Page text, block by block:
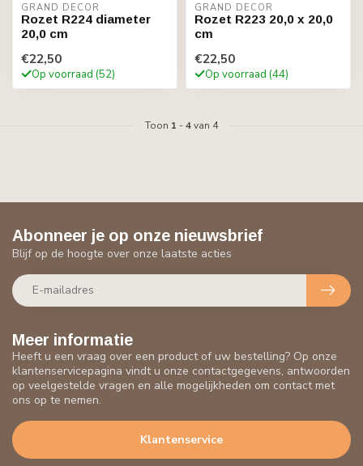
GRAND DECOR
Rozet R224 diameter
20,0 cm
€22,50
Op voorraad (52)
GRAND DECOR
Rozet R223 20,0 x 20,0
cm
€22,50
Op voorraad (44)
Toon 1 -4van 4
Meer informatie
Heeft u een vraag over een product of uw bestelling? Op onze
klantenservicepagina vindt u onze contactgegevens, antwoorden
op veelgestelde vragen en alle mogelijkheden om contact met
ons op te nemen.
Klantenservice
Abonneer je op onze nieuwsbrief
Blijf op de hoogte over onze laatste acties